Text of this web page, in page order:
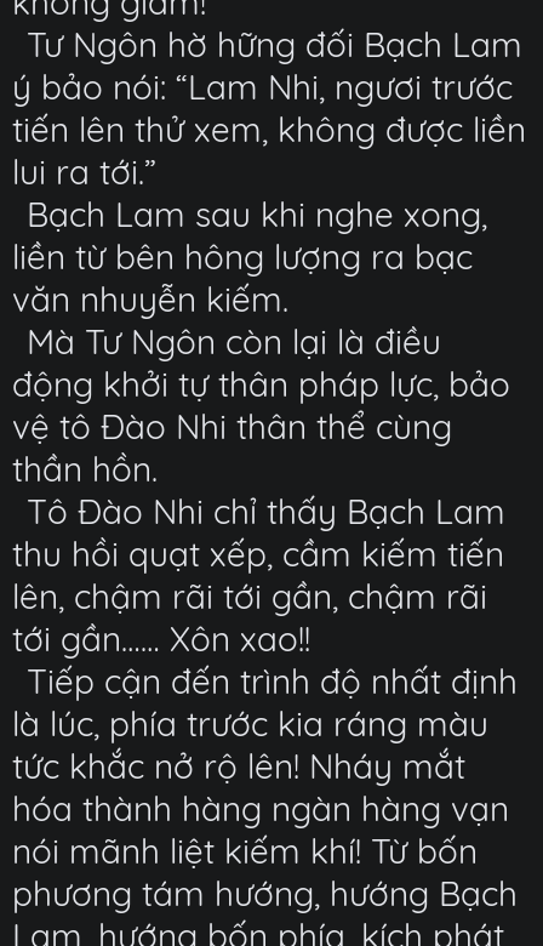
Tư Ngôn hờ hững đối Bạch Lam
ý bảo nói: “Lam Nhi, ngươi trước
tiến lên thử xem, không được liền
lui ra tới.”
Bạch Lam sau khi nghe xong,
liền từ bên hông lượng ra bạc
văn nhuyễn kiếm.
Mà Tư Ngôn còn lại là điều
động khởi tự thân pháp lực, bảo
vệ tô Đào Nhi thân thể cùng
thần hồn.
Tô Đào Nhi chỉ thấy Bạch Lam
thu hồi quạt xếp, cầm kiếm tiến
lên, chậm rãi tới gần, chậm rãi
tới gần…… Xôn xao!!
Tiếp cận đến trình độ nhất định
là lúc, phía trước kia ráng màu
tức khắc nở rộ lên! Nháy mắt
hóa thành hàng ngàn hàng vạn
nói mãnh liệt kiếm khí! Từ bốn
phương tám hướng, hướng Bạch
Lam, hướng bốn phía, kích phát